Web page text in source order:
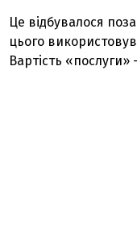
Це відбувалося
цього
Вартість «послуги»